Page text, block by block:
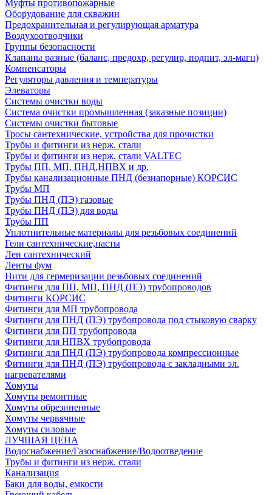
Муфты противопожарные
Оборудование для скважин
Предохранительная и регулирующая арматура
Воздухоотводчики
Группы безопасности
Клапаны разные (баланс, предохр, регулир, подпит, эл-магн)
Компенсаторы
Регуляторы давления и температуры
Элеваторы
Системы очистки воды
Система очистки промышленная (заказные позиции)
Системы очистки бытовые
Тросы сантехнические, устройства для прочистки
Трубы и фитинги из нерж. стали
Трубы и фитинги из нерж. стали VALTEC
Трубы ПП, МП, ПНД,НПВХ и др.
Трубы канализационные ПНД (безнапорные) КОРСИС
Трубы МП
Трубы ПНД (ПЭ) газовые
Трубы ПНД (ПЭ) для воды
Трубы ПП
Уплотнительные материалы для резьбовых соединений
Гели сантехнические,пасты
Лен сантехнический
Ленты фум
Нити для гермеризации резьбовых соединений
Фитинги для ПП, МП, ПНД (ПЭ) трубопроводов
Фитинги КОРСИС
Фитинги для МП трубопровода
Фитинги для ПНД (ПЭ) трубопровода под стыковую сварку
Фитинги для ПП трубопровода
Фитинги для НПВХ трубопровода
Фитинги для ПНД (ПЭ) трубопровода компрессионные
Фитинги для ПНД (ПЭ) трубопровода с закладными эл.
нагревателями
Хомуты
Хомуты ремонтные
Хомуты обрезиненные
Хомуты червячные
Хомуты силовые
ЛУЧШАЯ ЦЕНА
Водоснабжение/Газоснабжение/Водоотведение
Трубы и фитинги из нерж. стали
Канализация
Баки для воды, емкости